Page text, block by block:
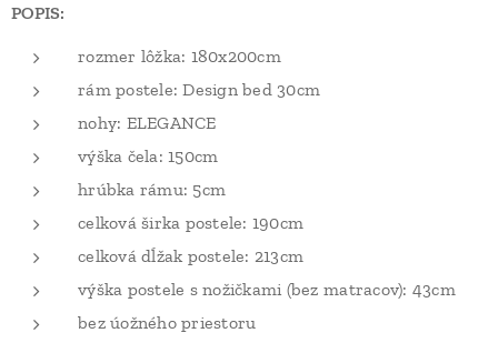
POPIS:
rozmer lôžka: 180x200cm
rám postele: Design bed 30cm
nohy: ELEGANCE
výška čela: 150cm
hrúbka rámu: 5cm
celková širka postele: 190cm
celková dĺžak postele: 213cm
výška postele s nožičkami (bez matracov): 43cm
bez úožného priestoru